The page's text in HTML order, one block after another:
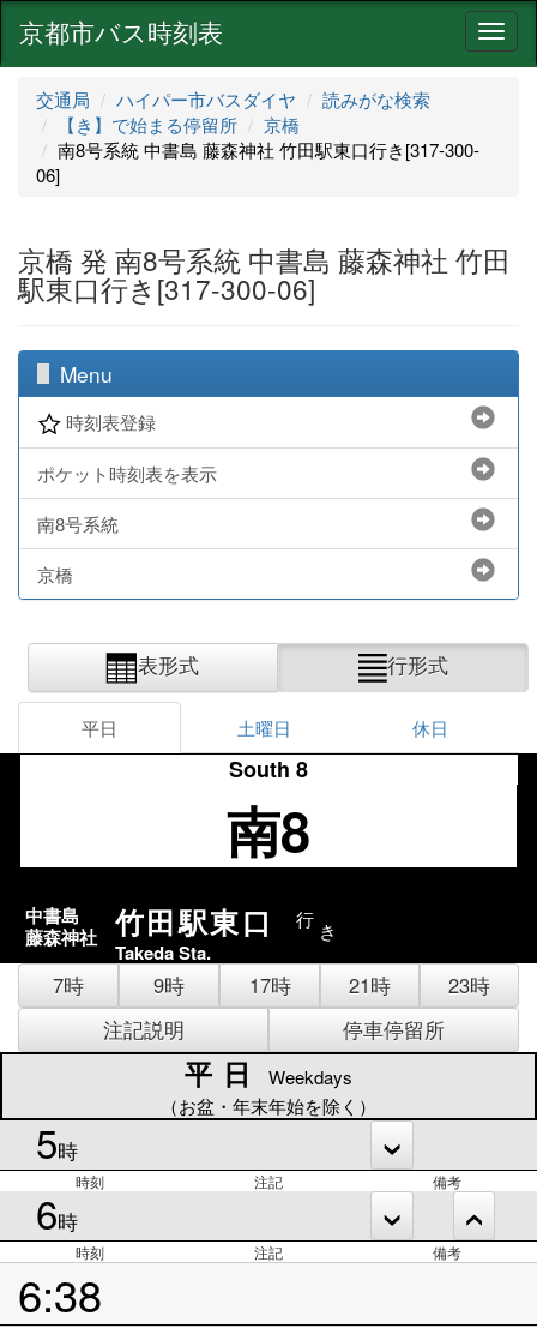
ナ
ビ
京都市バス時刻表
交通局 ハイパー市バスダイヤ
読みがな検索
【き】で始まる停留所
京橋
南8号系統 中書島 藤森神社 竹田駅東口行き[317-300-
06]
京橋 発 南8号系統 中書島 藤森神社 竹田
駅東口行き[317-300-06]
Menu
時刻表登録
ポケット時刻表を表示
南8号系統
京橋
表形式 行形式
平日 土曜日 休日
South 8
南8
中書島
藤森神社
竹田駅東口 行 き
Takeda Sta.
7時 9時 17時 21時
23時
注記説明
停車停留所
平日
Weekdays
（お盆・年末年始を除く）
5時
時刻 注記 備考
6時
時刻 注記 備考
6:38